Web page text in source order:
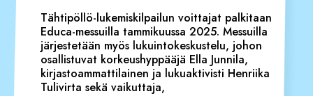
Tähtipöllö-lukemiskilpailun voittajat palkitaan
Educa-messuilla tammikuussa 2025. Messuilla
järjestetään myös lukuintokeskustelu, johon
osallistuvat korkeushyppääjä Ella Junnila,
kirjastoammattilainen ja lukuaktivisti Henriika
Tulivirta sekä vaikuttaja,